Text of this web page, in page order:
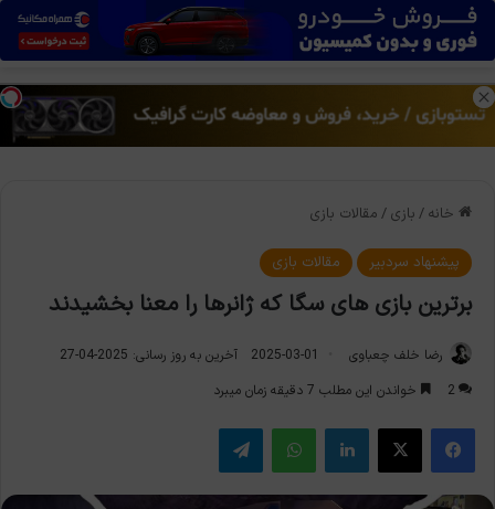
منو
خانه / بازی / مقالات بازی
پیشنهاد سردبیر مقالات بازی
برترین بازی های سگا که ژانرها را معنا بخشیدند
رضا خلف چعباوی 2025-03-01
آخرین به روز رسانی: 2025-04-27
2
خواندن این مطلب 7 دقیقه زمان میبرد
فیس بوک X لینکدین واتس آپ تلگرام